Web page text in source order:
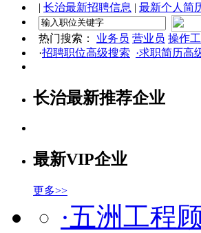
| 长治最新招聘信息 | 最新个人简
热门搜索： 业务员 营业员 操作工
·招聘职位高级搜索 ·求职简历高
长治最新推荐企业
最新VIP企业
更多>>
·五洲工程